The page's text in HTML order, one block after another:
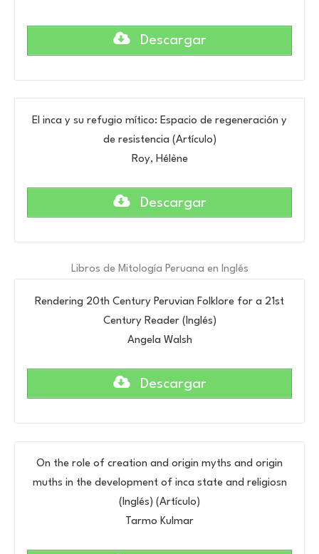
Descargar
El inca y su refugio mítico: Espacio de regeneración y
de resistencia (Artículo)
Roy, Hélène
Descargar
Libros de Mitología Peruana en Inglés
Rendering 20th Century Peruvian Folklore for a 21st
Century Reader (Inglés)
Angela Walsh
Descargar
On the role of creation and origin myths and origin
muths in the development of inca state and religiosn
(Inglés) (Artículo)
Tarmo Kulmar